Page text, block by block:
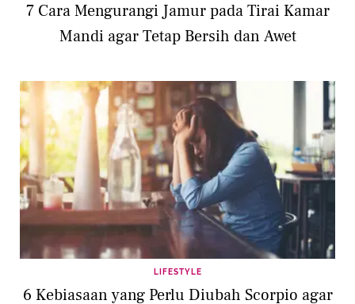
7 Cara Mengurangi Jamur pada Tirai Kamar
Mandi agar Tetap Bersih dan Awet
LIFESTYLE
6 Kebiasaan yang Perlu Diubah Scorpio agar